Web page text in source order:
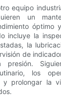
equipo
un
óptimo
incluye la
la
de
los
y prolongar la